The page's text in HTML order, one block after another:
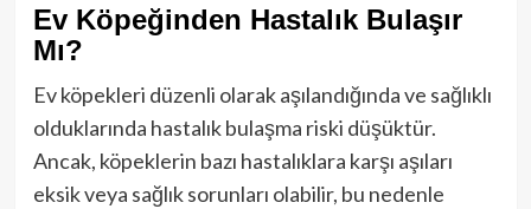
Ev Köpeğinden Hastalık Bulaşır
Mı?
Ev köpekleri düzenli olarak aşılandığında ve sağlıklı
olduklarında hastalık bulaşma riski düşüktür.
Ancak, köpeklerin bazı hastalıklara karşı aşıları
eksik veya sağlık sorunları olabilir, bu nedenle